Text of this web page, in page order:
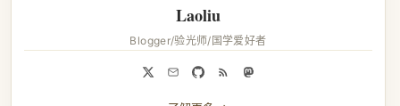
Laoliu
Blogger/验光师/国学爱好者